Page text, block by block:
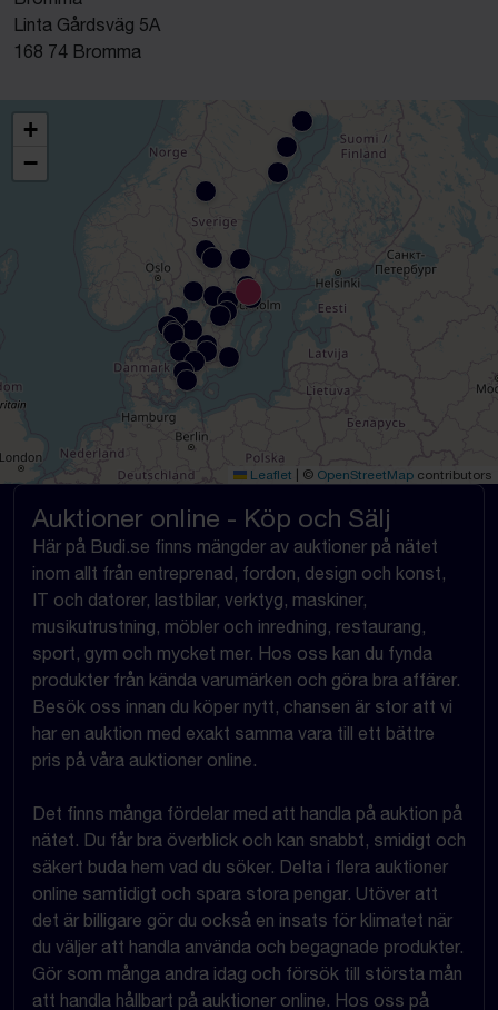
Linta Gårdsväg 5A
168 74 Bromma
+
−
Leaflet | © OpenStreetMap contributors
Auktioner online - Köp och Sälj
Här på Budi.se finns mängder av auktioner på nätet
inom allt från entreprenad, fordon, design och konst,
IT och datorer, lastbilar, verktyg, maskiner,
musikutrustning, möbler och inredning, restaurang,
sport, gym och mycket mer. Hos oss kan du fynda
produkter från kända varumärken och göra bra affärer.
Besök oss innan du köper nytt, chansen är stor att vi
har en auktion med exakt samma vara till ett bättre
pris på våra auktioner online.
Det finns många fördelar med att handla på auktion på
nätet. Du får bra överblick och kan snabbt, smidigt och
säkert buda hem vad du söker. Delta i flera auktioner
online samtidigt och spara stora pengar. Utöver att
det är billigare gör du också en insats för klimatet när
du väljer att handla använda och begagnade produkter.
Gör som många andra idag och försök till största mån
att handla hållbart på auktioner online. Hos oss på